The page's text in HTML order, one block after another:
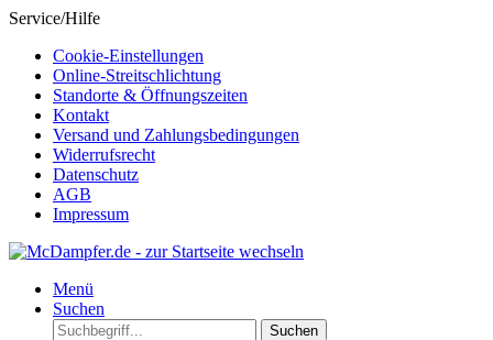
Service/Hilfe
Cookie-Einstellungen
Online-Streitschlichtung
Standorte & Öffnungszeiten
Kontakt
Versand und Zahlungsbedingungen
Widerrufsrecht
Datenschutz
AGB
Impressum
Menü
Suchen
Suchen